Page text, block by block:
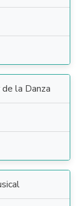
la Danza